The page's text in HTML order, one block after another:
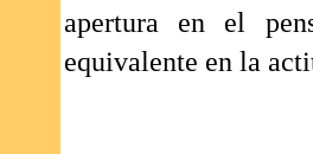
apertura en el
equivalente en la